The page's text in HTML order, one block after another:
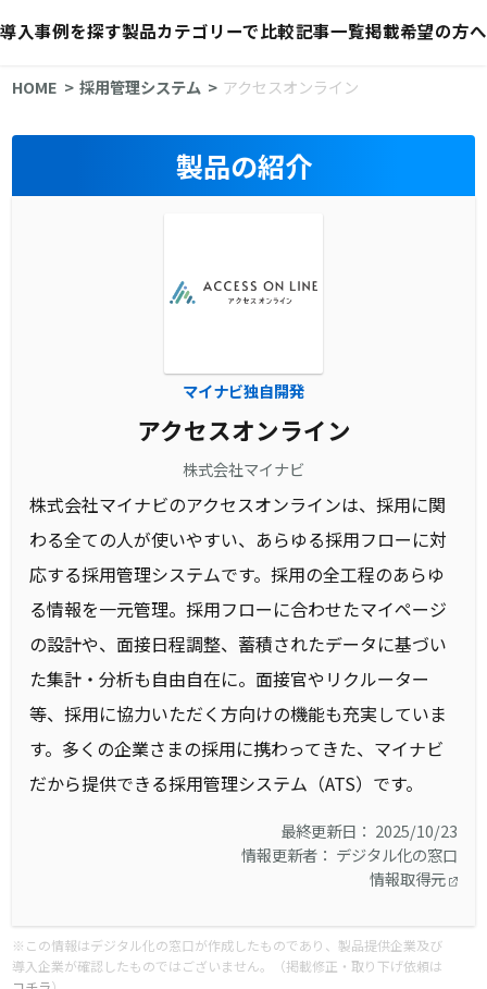
導入事例を探す製品カテゴリーで比較記事一覧掲載希望の方へ
HOME 採用管理システム アクセスオンライン
製品の紹介
マイナビ独自開発
アクセスオンライン
株式会社マイナビ
株式会社マイナビのアクセスオンラインは、採用に関
わる全ての人が使いやすい、あらゆる採用フローに対
応する採用管理システムです。採用の全工程のあらゆ
る情報を一元管理。採用フローに合わせたマイページ
の設計や、面接日程調整、蓄積されたデータに基づい
た集計・分析も自由自在に。面接官やリクルーター
等、採用に協力いただく方向けの機能も充実していま
す。多くの企業さまの採用に携わってきた、マイナビ
だから提供できる採用管理システム（ATS）です。
最終更新日： 2025/10/23
情報更新者： デジタル化の窓口
情報取得元
※この情報はデジタル化の窓口が作成したものであり、製品提供企業及び
導入企業が確認したものではございません。（掲載修正・取り下げ依頼は